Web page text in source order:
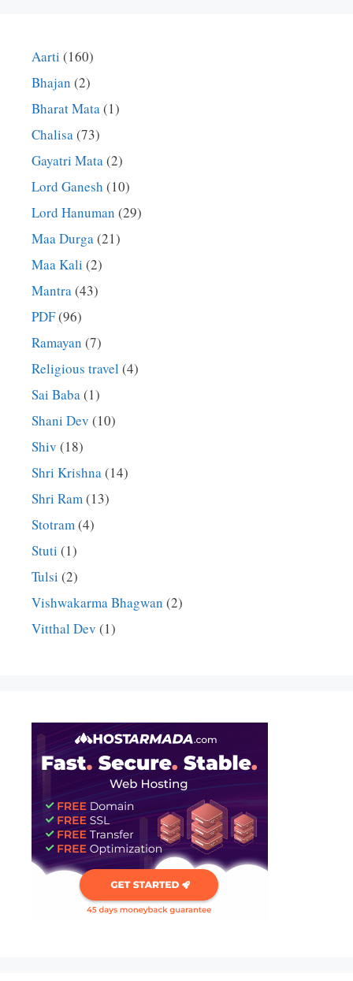
Aarti (160)
Bhajan (2)
Bharat Mata(1)
Chalisa(73)
Gayatri Mata(2)
Lord Ganesh (10)
Lord Hanuman (29)
Maa Durga(21)
Maa Kali (2)
Mantra(43)
PDF(96)
Ramayan (7)
Religious travel (4)
Sai Baba(1)
Shani Dev (10)
Shiv (18)
Shri Krishna(14)
Shri Ram(13)
Stotram(4)
Stuti (1)
Tulsi (2)
Vishwakarma Bhagwan (2)
Vitthal Dev (1)